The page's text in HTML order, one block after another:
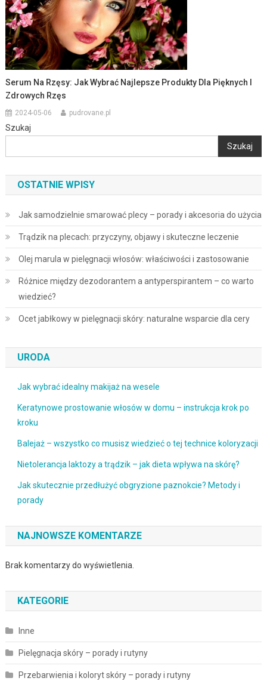
Serum Na Rzęsy: Jak Wybrać Najlepsze Produkty Dla Pięknych I
Zdrowych Rzęs
2024-05-06 pudrovane.pl
Szukaj
Szukaj
OSTATNIE WPISY
Jak samodzielnie smarować plecy – porady i akcesoria do użycia
Trądzik na plecach: przyczyny, objawy i skuteczne leczenie
Olej marula w pielęgnacji włosów: właściwości i zastosowanie
Różnice między dezodorantem a antyperspirantem – co warto
wiedzieć?
Ocet jabłkowy w pielęgnacji skóry: naturalne wsparcie dla cery
URODA
Jak wybrać idealny makijaż na wesele
Keratynowe prostowanie włosów w domu – instrukcja krok po
kroku
Balejaż – wszystko co musisz wiedzieć o tej technice koloryzacji
Nietolerancja laktozy a trądzik – jak dieta wpływa na skórę?
Jak skutecznie przedłużyć obgryzione paznokcie? Metody i
porady
NAJNOWSZE KOMENTARZE
Brak komentarzy do wyświetlenia.
KATEGORIE
Inne
Pielęgnacja skóry – porady i rutyny
Przebarwienia i koloryt skóry – porady i rutyny